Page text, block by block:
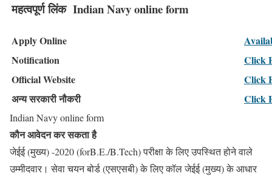
महत्वपूर्ण लिंक Indian Navy online form
Apply Online
Notification
Click
Official Website
Click
अन्य सरकारी नौकरी
Click
Indian Navy online form
कौन आवेदन कर सकता है
जेईई (मुख्य) -2020 (forB.E./B.Tech) परीक्षा के लिए उपस्थित होने वाले
उम्मीदवार। सेवा चयन बोर्ड (एसएसबी) के लिए कॉल जेईई (मुख्य) के आधार